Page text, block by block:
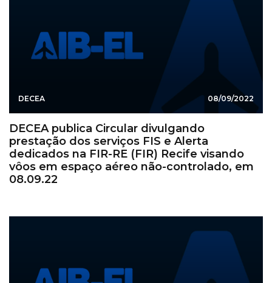
DECEA 08/09/2022
DECEA publica Circular divulgando
prestação dos serviços FIS e Alerta
dedicados na FIR-RE (FIR) Recife visando
vôos em espaço aéreo não-controlado, em
08.09.22